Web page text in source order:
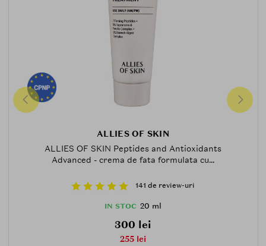
ALLIES OF SKIN
ALLIES OF SKIN Peptides and Antioxidants
Advanced - crema de fata formulata cu...
141 de review-uri
IN STOC 20 ml
300 lei
255 lei